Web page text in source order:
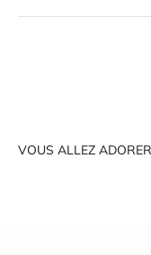
VOUS ALLEZ